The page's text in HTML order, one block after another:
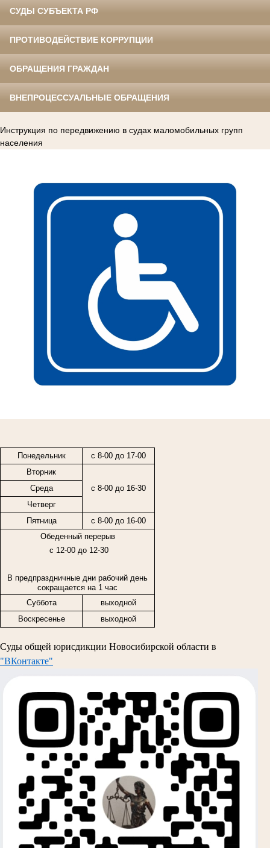
СУДЫ СУБЪЕКТА РФ
ПРОТИВОДЕЙСТВИЕ КОРРУПЦИИ
ОБРАЩЕНИЯ ГРАЖДАН
ВНЕПРОЦЕССУАЛЬНЫЕ ОБРАЩЕНИЯ
Инструкция по передвижению в судах маломобильных групп
населения
Понедельник
с 8-00 до 17-00
Вторник
с 8-00 до 16-30
Среда
Четверг
Пятница
с 8-00 до 16-00
Обеденный перерыв
с 12-00 до 12-30
В предпраздничные дни рабочий день
сокращается на 1 час
Суббота
выходной
Воскресенье
выходной
Суды общей юрисдикции Новосибирской области в
"ВКонтакте"